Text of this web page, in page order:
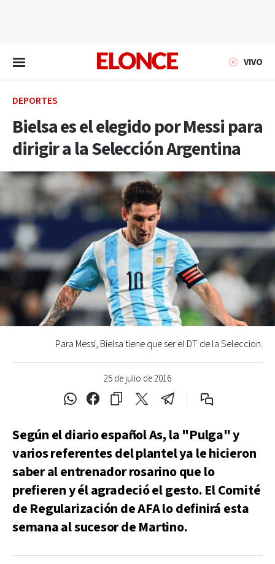
VIVO
DEPORTES
Bielsa es el elegido por Messi para
dirigir a la Selección Argentina
25 de julio de 2016
Para Messi, Bielsa tiene que ser el DT de la Seleccion.
Según el diario español As, la "Pulga" y
varios referentes del plantel ya le hicieron
saber al entrenador rosarino que lo
prefieren y él agradeció el gesto. El Comité
de Regularización de AFA lo definirá esta
semana al sucesor de Martino.